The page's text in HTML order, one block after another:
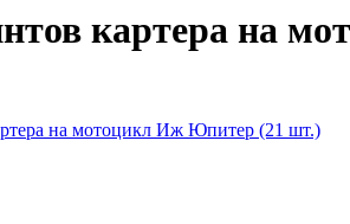
картера на